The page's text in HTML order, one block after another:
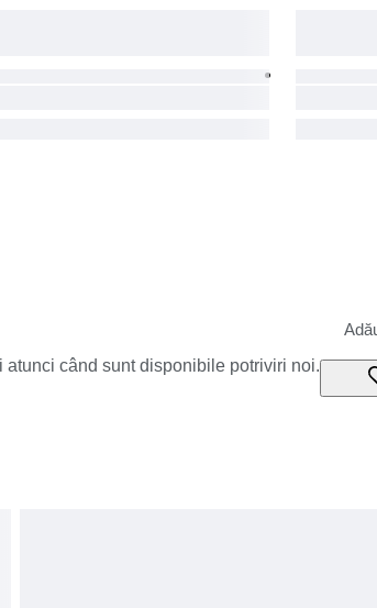
când sunt disponibile potriviri noi.